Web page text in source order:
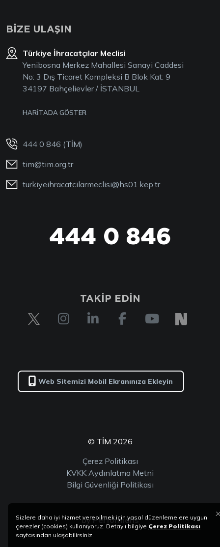
BİZE ULAŞIN
Türkiye İhracatçılar Meclisi
Yenibosna Merkez Mahallesi Sanayi Caddesi
No: 3 Dış Ticaret Kompleksi B Blok Kat: 9
34197 Bahçelievler / İSTANBUL
HARİTADA GÖSTER
444 0 846 (TİM)
tim@tim.org.tr
turkiyeihracatcilarmeclisi@hs01.kep.tr
444 0 846
TAKİP EDİN
Web Sitemizi Mobil Ekranınıza Ekleyin
© TİM 2026
Çerez Politikası
KVKK Aydınlatma Metni
Bilgi Güvenliği Politikası
byPerformans
Sizlere daha iyi hizmet verebilmek için yasal düzenlemelere uygun
çerezler (cookies) kullanıyoruz. Detaylı bilgiye Çerez Politikası
sayfasından ulaşabilirsiniz.